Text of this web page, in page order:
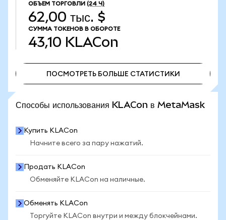
ОБЪЕМ ТОРГОВЛИ (24 Ч)
62,00 тыс. $
СУММА ТОКЕНОВ В ОБОРОТЕ
43,10 KLACon
ПОСМОТРЕТЬ БОЛЬШЕ СТАТИСТИКИ
Способы использования KLACon в MetaMask
Купить KLACon
Начните всего за пару нажатий.
Продать KLACon
Обменяйте KLACon на наличные.
Обменять KLACon
Торгуйте KLACon внутри и между блокчейнами.